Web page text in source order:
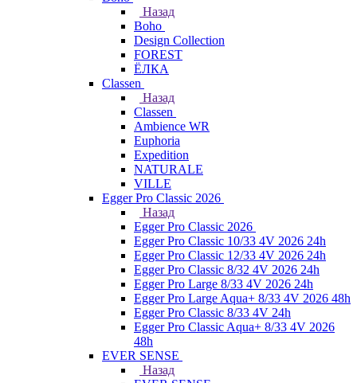
Назад
Boho
Design Collection
FOREST
ЁЛКА
Classen
Назад
Classen
Ambience WR
Euphoria
Expedition
NATURALE
VILLE
Egger Pro Classic 2026
Назад
Egger Pro Classic 2026
Egger Pro Classic 10/33 4V 2026 24h
Egger Pro Classic 12/33 4V 2026 24h
Egger Pro Classic 8/32 4V 2026 24h
Egger Pro Large 8/33 4V 2026 24h
Egger Pro Large Aqua+ 8/33 4V 2026 48h
Egger Pro Classic 8/33 4V 24h
Egger Pro Classic Aqua+ 8/33 4V 2026
48h
EVER SENSE
Назад